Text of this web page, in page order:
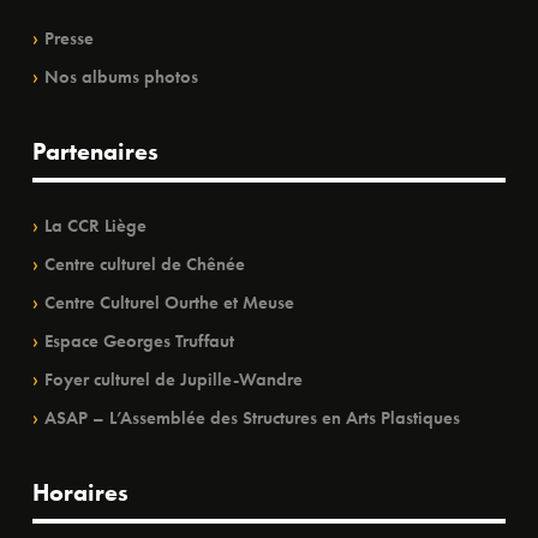
Presse
Nos albums photos
Partenaires
La CCR Liège
Centre culturel de Chênée
Centre Culturel Ourthe et Meuse
Espace Georges Truffaut
Foyer culturel de Jupille-Wandre
ASAP – L’Assemblée des Structures en Arts Plastiques
Horaires